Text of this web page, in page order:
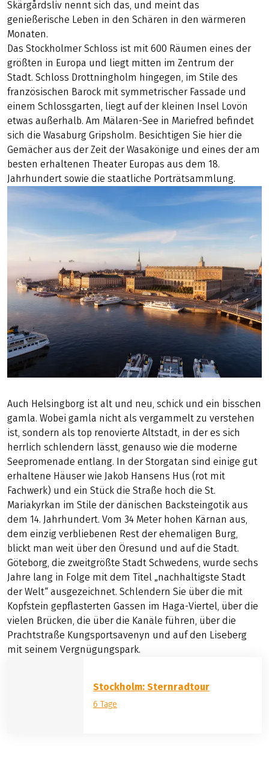
Skärgårdsliv nennt sich das, und meint das
genießerische Leben in den Schären in den wärmeren
Monaten.
Das Stockholmer Schloss ist mit 600 Räumen eines der
größten in Europa und liegt mitten im Zentrum der
Stadt. Schloss Drottningholm hingegen, im Stile des
französischen Barock mit symmetrischer Fassade und
einem Schlossgarten, liegt auf der kleinen Insel Lovön
etwas außerhalb. Am Mälaren-See in Mariefred befindet
sich die Wasaburg Gripsholm. Besichtigen Sie hier die
Gemächer aus der Zeit der Wasakönige und eines der am
besten erhaltenen Theater Europas aus dem 18.
Jahrhundert sowie die staatliche Porträtsammlung.
Auch Helsingborg ist alt und neu, schick und ein bisschen
gamla. Wobei gamla nicht als vergammelt zu verstehen
ist, sondern als top renovierte Altstadt, in der es sich
herrlich schlendern lässt, genauso wie die moderne
Seepromenade entlang. In der Storgatan sind einige gut
erhaltene Häuser wie Jakob Hansens Hus (rot mit
Fachwerk) und ein Stück die Straße hoch die St.
Mariakyrkan im Stile der dänischen Backsteingotik aus
dem 14. Jahrhundert. Vom 34 Meter hohen Kärnan aus,
dem einzig verbliebenen Rest der ehemaligen Burg,
blickt man weit über den Öresund und auf die Stadt.
Göteborg, die zweitgrößte Stadt Schwedens, wurde sechs
Jahre lang in Folge mit dem Titel „nachhaltigste Stadt
der Welt“ ausgezeichnet. Schlendern Sie über die mit
Kopfstein gepflasterten Gassen im Haga-Viertel, über die
vielen Brücken, die über die Kanäle führen, über die
Prachtstraße Kungsportsavenyn und auf den Liseberg
mit seinem Vergnügungspark.
Stockholm: Sternradtour
6 Tage